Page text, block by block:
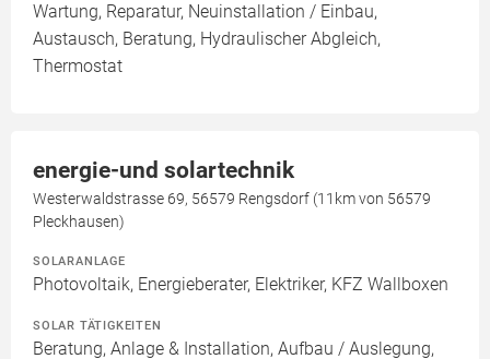
Wartung, Reparatur, Neuinstallation / Einbau,
Austausch, Beratung, Hydraulischer Abgleich,
Thermostat
energie-und solartechnik
Westerwaldstrasse 69, 56579 Rengsdorf (11km von 56579
Pleckhausen)
SOLARANLAGE
Photovoltaik, Energieberater, Elektriker, KFZ Wallboxen
SOLAR TÄTIGKEITEN
Beratung, Anlage & Installation, Aufbau / Auslegung,